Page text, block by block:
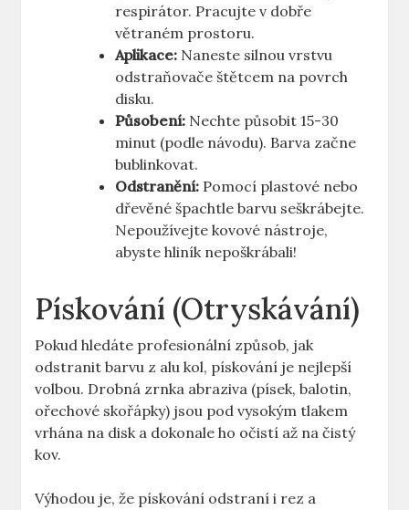
respirátor. Pracujte v dobře
větraném prostoru.
Aplikace: Naneste silnou vrstvu
odstraňovače štětcem na povrch
disku.
Působení: Nechte působit 15-30
minut (podle návodu). Barva začne
bublinkovat.
Odstranění: Pomocí plastové nebo
dřevěné špachtle barvu seškrábejte.
Nepoužívejte kovové nástroje,
abyste hliník nepoškrábali!
Pískování (Otryskávání)
Pokud hledáte profesionální způsob, jak
odstranit barvu z alu kol, pískování je nejlepší
volbou. Drobná zrnka abraziva (písek, balotin,
ořechové skořápky) jsou pod vysokým tlakem
vrhána na disk a dokonale ho očistí až na čistý
kov.
Výhodou je, že pískování odstraní i rez a